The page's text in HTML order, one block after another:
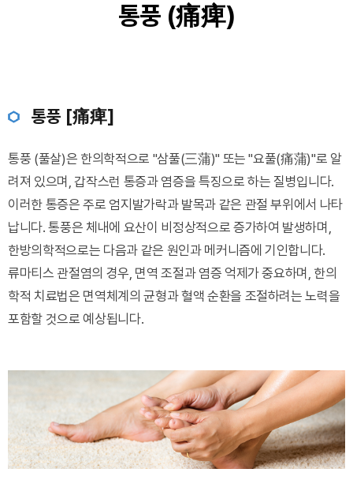
통풍 (痛痺)
통풍 [痛痺]
통풍 (풀살)은 한의학적으로 "삼풀(三蒲)" 또는 "요풀(痛蒲)"로 알
려져 있으며, 갑작스런 통증과 염증을 특징으로 하는 질병입니다.
이러한 통증은 주로 엄지발가락과 발목과 같은 관절 부위에서 나타
납니다. 통풍은 체내에 요산이 비정상적으로 증가하여 발생하며,
한방의학적으로는 다음과 같은 원인과 메커니즘에 기인합니다.
류마티스 관절염의 경우, 면역 조절과 염증 억제가 중요하며, 한의
학적 치료법은 면역체계의 균형과 혈액 순환을 조절하려는 노력을
포함할 것으로 예상됩니다.